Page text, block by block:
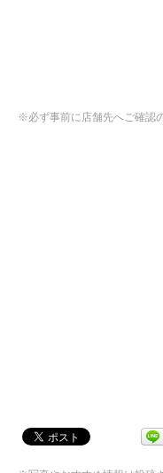
※必ず事前に店舗先へご確認